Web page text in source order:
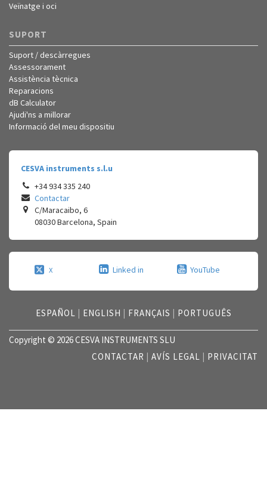
Veïnatge i oci
SUPORT
Suport / descàrregues
Assessorament
Assistència tècnica
Reparacions
dB Calculator
Ajudi'ns a millorar
Informació del meu dispositiu
CESVA instruments s.l.u
+34 934 335 240
Contactar
C/Maracaibo, 6
08030Barcelona, Spain
X Linked in YouTube
ESPAÑOL | ENGLISH | FRANÇAIS | PORTUGUÊS
Copyright © 2026 CESVA INSTRUMENTS SLU
CONTACTAR | AVÍS LEGAL | PRIVACITAT